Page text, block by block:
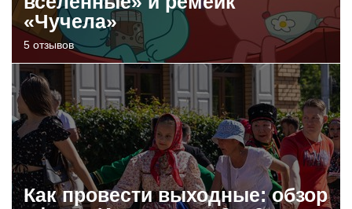
«Чучела»
5 отзывов
Как провести выходные: обзор